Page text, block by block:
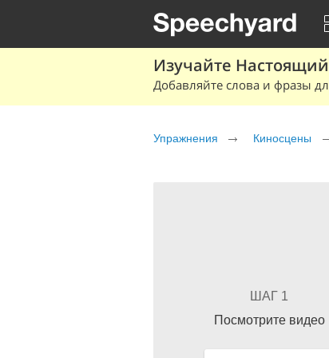
Изучайте
Добавляйте слова и фразы
Упражнения Киносцены
ШАГ 1
Посмотрите видео